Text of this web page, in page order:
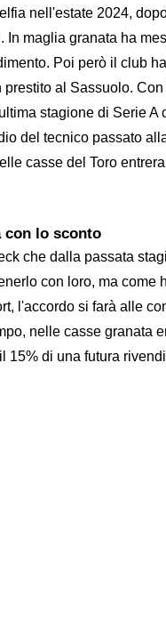
nell'estate 2024,
maglia granata ha
Poi però il club
al Sassuolo. Con
stagione di Serie A
del tecnico passato
casse del Toro
con lo sconto
che dalla passata
con loro, ma come
l'accordo si farà alle
nelle casse granata
15% di una futura